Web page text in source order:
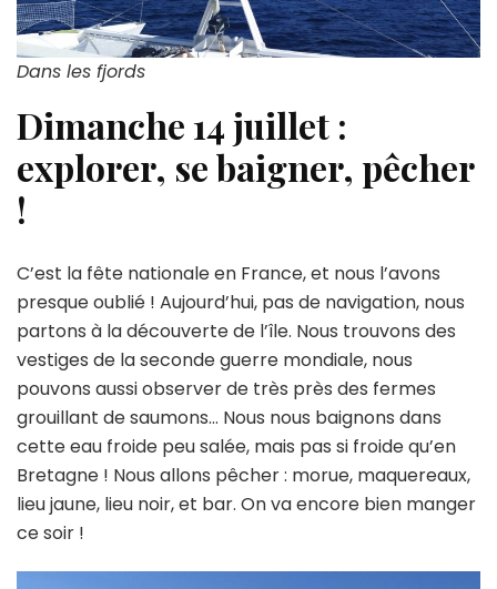
Dans les fjords
Dimanche 14 juillet :
explorer, se baigner, pêcher
!
C’est la fête nationale en France, et nous l’avons
presque oublié ! Aujourd’hui, pas de navigation, nous
partons à la découverte de l’île. Nous trouvons des
vestiges de la seconde guerre mondiale, nous
pouvons aussi observer de très près des fermes
grouillant de saumons… Nous nous baignons dans
cette eau froide peu salée, mais pas si froide qu’en
Bretagne ! Nous allons pêcher : morue, maquereaux,
lieu jaune, lieu noir, et bar. On va encore bien manger
ce soir !